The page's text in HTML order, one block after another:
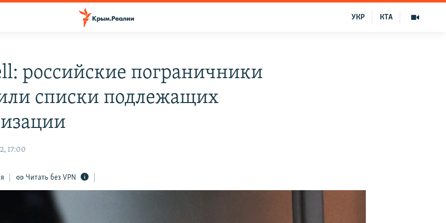
КТА
УКР
российские пограничники
списки подлежащих
17:00
Читать без VPN